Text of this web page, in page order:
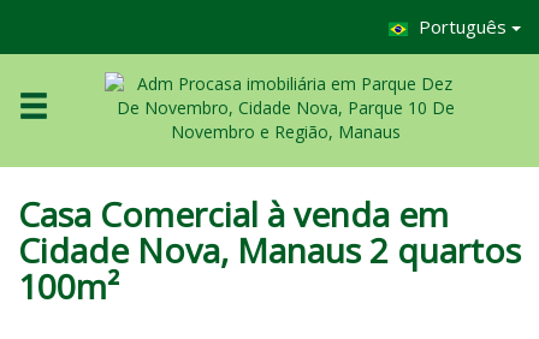
Português
Casa Comercial à venda em
Cidade Nova, Manaus 2 quartos
100m²